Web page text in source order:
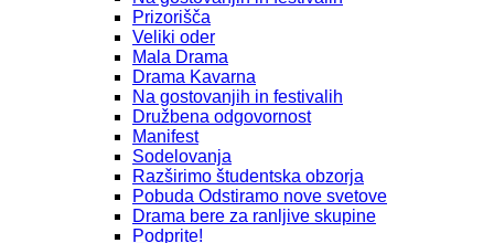
Prizorišča
Veliki oder
Mala Drama
Drama Kavarna
Na gostovanjih in festivalih
Družbena odgovornost
Manifest
Sodelovanja
Razširimo študentska obzorja
Pobuda Odstiramo nove svetove
Drama bere za ranljive skupine
Podprite!